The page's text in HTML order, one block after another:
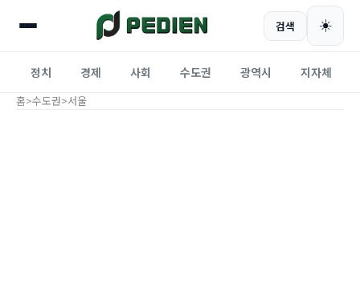
검색 ☀️
정치 경제 사회 수도권 광역시 지자체
홈>수도권>서울